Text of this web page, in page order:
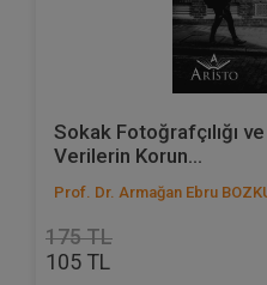
Sokak Fotoğrafçılığı
Verilerin Korun...
Prof. Dr. Armağan Ebru
175 TL
105 TL